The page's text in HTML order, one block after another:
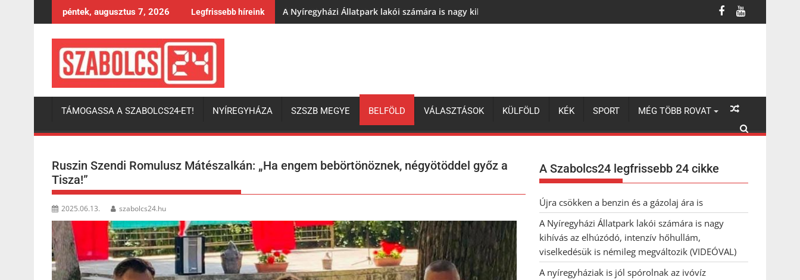
to
péntek, augusztus 7, 2026 Legfrissebb híreink A Nyíregyházi Állatpark lakói számára is nagy kihívás az elhúzódó, intenzív hőhullám, viselkedésük is némileg megváltozik
TÁMOGASSA A SZABOLCS24-ET! NYÍREGYHÁZA SZSZB MEGYE BELFÖLD VÁLASZTÁSOK KÜLFÖLD KÉK SPORT MÉG TÖBB ROVAT
Ruszin Szendi Romulusz Mátészalkán: „Ha engem bebörtönöznek, négyötöddel győz a
Tisza!”
2025.06.13. szabolcs24.hu
A Szabolcs24 legfrissebb 24 cikke
Újra csökken a benzin és a gázolaj ára is
A Nyíregyházi Állatpark lakói számára is nagy
kihívás az elhúzódó, intenzív hőhullám,
viselkedésük is némileg megváltozik (VIDEÓVAL)
A nyíregyháziak is jól spórolnak az ivóvíz